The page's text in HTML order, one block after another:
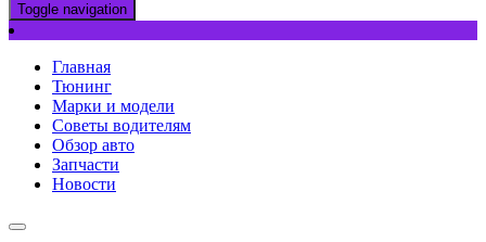
Toggle navigation
Главная
Тюнинг
Марки и модели
Советы водителям
Обзор авто
Запчасти
Новости